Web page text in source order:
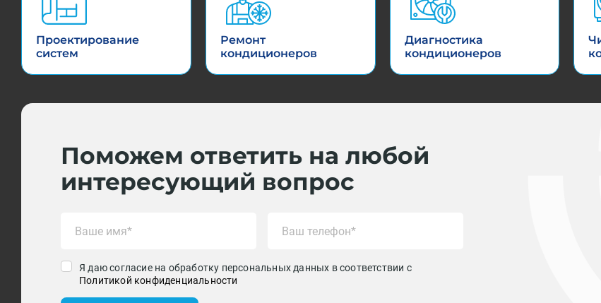
Проектирование
систем
Ремонт
кондиционеров
Диагностика
кондиционеров
Поможем ответить на любой
интересующий вопрос
Я даю согласие на обработку персональных данных в соответствии с
Политикой конфиденциальности